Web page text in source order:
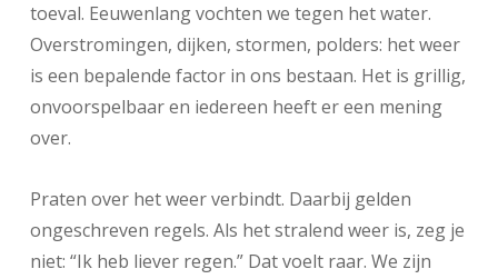
toeval. Eeuwenlang vochten we tegen het water.
Overstromingen, dijken, stormen, polders: het weer
is een bepalende factor in ons bestaan. Het is grillig,
onvoorspelbaar en iedereen heeft er een mening
over.
Praten over het weer verbindt. Daarbij gelden
ongeschreven regels. Als het stralend weer is, zeg je
niet: “Ik heb liever regen.” Dat voelt raar. We zijn